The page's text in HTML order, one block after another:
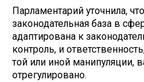
Парламентарий уточнила,
законодательная база в
адаптирована к
контроль, и
той или иной манипуляции,
отрегулировано.